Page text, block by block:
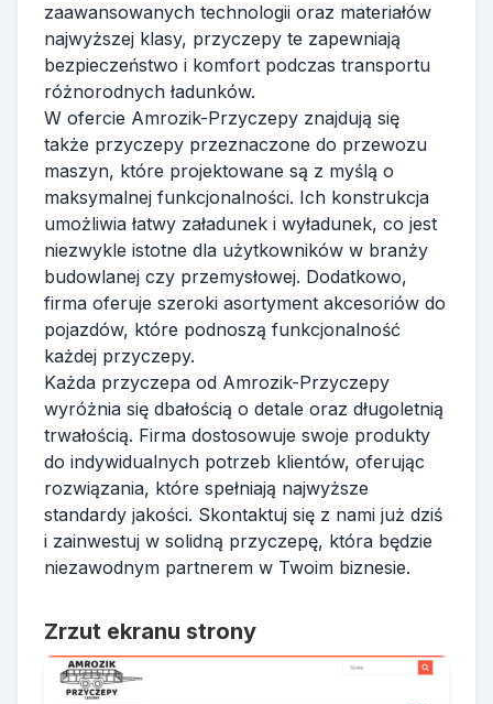
zaawansowanych technologii oraz materiałów
najwyższej klasy, przyczepy te zapewniają
bezpieczeństwo i komfort podczas transportu
różnorodnych ładunków.
W ofercie Amrozik-Przyczepy znajdują się
także przyczepy przeznaczone do przewozu
maszyn, które projektowane są z myślą o
maksymalnej funkcjonalności. Ich konstrukcja
umożliwia łatwy załadunek i wyładunek, co jest
niezwykle istotne dla użytkowników w branży
budowlanej czy przemysłowej. Dodatkowo,
firma oferuje szeroki asortyment akcesoriów do
pojazdów, które podnoszą funkcjonalność
każdej przyczepy.
Każda przyczepa od Amrozik-Przyczepy
wyróżnia się dbałością o detale oraz długoletnią
trwałością. Firma dostosowuje swoje produkty
do indywidualnych potrzeb klientów, oferując
rozwiązania, które spełniają najwyższe
standardy jakości. Skontaktuj się z nami już dziś
i zainwestuj w solidną przyczepę, która będzie
niezawodnym partnerem w Twoim biznesie.
Zrzut ekranu strony